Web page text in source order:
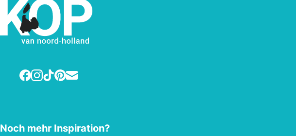
Facebook
Instagram
TikTok
Pinterest
E-mail
Noch mehr Inspiration?